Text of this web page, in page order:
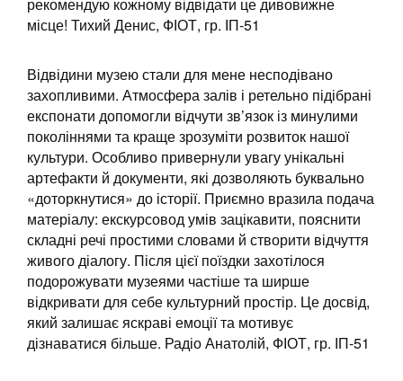
місце! Тихий Денис, ФІОТ, гр. ІП-51
Відвідини музею стали для мене несподівано
захопливими. Атмосфера залів і ретельно підібрані
експонати допомогли відчути зв’язок із минулими
поколіннями та краще зрозуміти розвиток нашої
культури. Особливо привернули увагу унікальні
артефакти й документи, які дозволяють буквально
«доторкнутися» до історії. Приємно вразила подача
матеріалу: екскурсовод умів зацікавити, пояснити
складні речі простими словами й створити відчуття
живого діалогу. Після цієї поїздки захотілося
подорожувати музеями частіше та ширше
відкривати для себе культурний простір. Це досвід,
який залишає яскраві емоції та мотивує
дізнаватися більше. Радіо Анатолій, ФІОТ, гр. ІП-51